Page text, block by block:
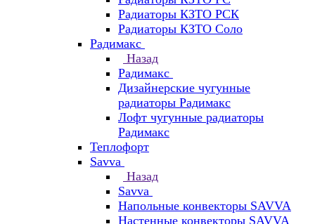
Радиаторы КЗТО РСК
Радиаторы КЗТО Соло
Радимакс
Назад
Радимакс
Дизайнерские чугунные
радиаторы Радимакс
Лофт чугунные радиаторы
Радимакс
Теплофорт
Savva
Назад
Savva
Напольные конвекторы SAVVA
Настенные конвекторы SAVVA